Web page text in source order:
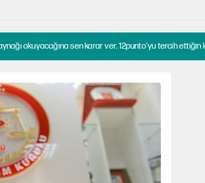
okuyacağına sen karar ver. 12punto'yu tercih ettiğin